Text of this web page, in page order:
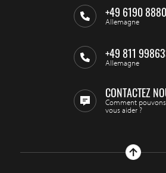
+49 6190
Allemagne
+49 811
Allemagne
CONTACTEZ
Comment
vous aider ?